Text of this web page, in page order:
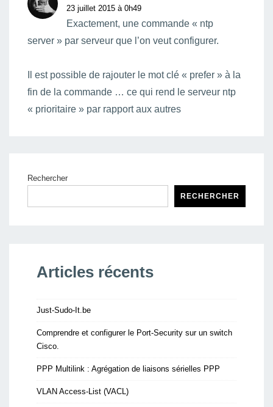
23 juillet 2015 à 0h49
Exactement, une commande « ntp
server » par serveur que l’on veut configurer.
Il est possible de rajouter le mot clé « prefer » à la
fin de la commande … ce qui rend le serveur ntp
« prioritaire » par rapport aux autres
Rechercher
RECHERCHER
Articles récents
Just-Sudo-It.be
Comprendre et configurer le Port-Security sur un switch
Cisco.
PPP Multilink : Agrégation de liaisons sérielles PPP
VLAN Access-List (VACL)